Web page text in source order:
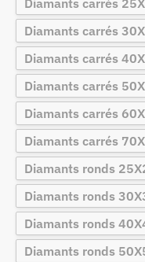
Diamants carrés
Diamants carrés
Diamants carrés
Diamants carrés
Diamants carrés
Diamants carrés
Diamants ronds
Diamants ronds
Diamants ronds
Diamants ronds